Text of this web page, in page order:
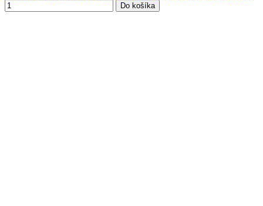
Do košíka